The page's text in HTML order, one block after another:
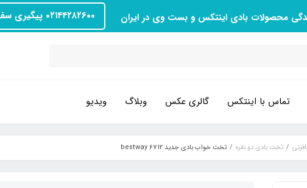
محصولات بادی اینتکس و بست وی در ایران ۰۲۱۴۴۲۸۲۶۰۰ پیگیری سفارش
تماس با اینتکس گالری عکس وبلاگ ویدیو
تخت بادی دو نفره تخت خواب بادی جدید bestway 6712